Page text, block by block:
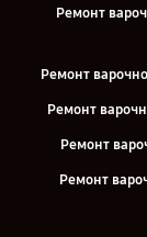
Ремонт
Ремонт
Ремонт
Ремонт
Ремонт